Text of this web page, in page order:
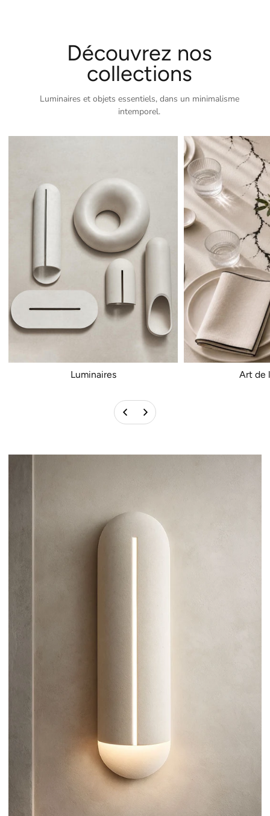
Découvrez nos
collections
Luminaires et objets essentiels, dans un minimalisme
intemporel.
Luminaires Art de